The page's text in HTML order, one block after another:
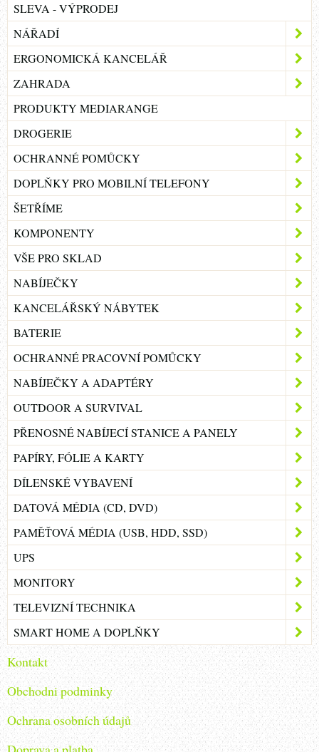
SLEVA - VÝPRODEJ
NÁŘADÍ
ERGONOMICKÁ KANCELÁŘ
ZAHRADA
PRODUKTY MEDIARANGE
DROGERIE
OCHRANNÉ POMŮCKY
DOPLŇKY PRO MOBILNÍ TELEFONY
ŠETŘÍME
KOMPONENTY
VŠE PRO SKLAD
NABÍJEČKY
KANCELÁŘSKÝ NÁBYTEK
BATERIE
OCHRANNÉ PRACOVNÍ POMŮCKY
NABÍJEČKY A ADAPTÉRY
OUTDOOR A SURVIVAL
PŘENOSNÉ NABÍJECÍ STANICE A PANELY
PAPÍRY, FÓLIE A KARTY
DÍLENSKÉ VYBAVENÍ
DATOVÁ MÉDIA (CD, DVD)
PAMĚŤOVÁ MÉDIA (USB, HDD, SSD)
UPS
MONITORY
TELEVIZNÍ TECHNIKA
SMART HOME A DOPLŇKY
Kontakt
Obchodni podminky
Ochrana osobních údajů